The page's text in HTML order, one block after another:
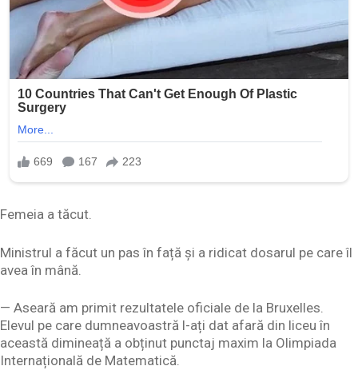
Femeia a tăcut.
Ministrul a făcut un pas în față și a ridicat dosarul pe care îl
avea în mână.
— Aseară am primit rezultatele oficiale de la Bruxelles.
Elevul pe care dumneavoastră l-ați dat afară din liceu în
această dimineață a obținut punctaj maxim la Olimpiada
Internațională de Matematică.